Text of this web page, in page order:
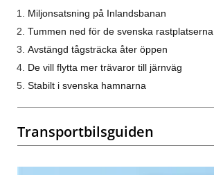
Miljonsatsning på Inlandsbanan
Tummen ned för de svenska rastplatserna
Avstängd tågsträcka åter öppen
De vill flytta mer trävaror till järnväg
Stabilt i svenska hamnarna
Transportbilsguiden